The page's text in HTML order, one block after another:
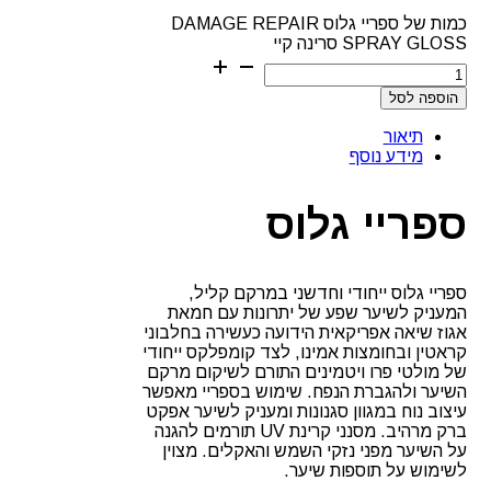
כמות של ספריי גלוס DAMAGE REPAIR
SPRAY GLOSS סרינה קיי
הוספה לסל
תיאור
מידע נוסף
ספריי גלוס
ספריי גלוס ייחודי וחדשני במרקם קליל,
המעניק לשיער שפע של יתרונות עם חמאת
אגוז שיאה אפריקאית הידועה כעשירה בחלבוני
קראטין ובחומצות אמינו, לצד קומפלקס ייחודי
של מולטי פרו ויטמינים התורם לשיקום מרקם
השיער ולהגברת הנפח. שימוש בספריי מאפשר
עיצוב נוח במגוון סגנונות ומעניק לשיער אפקט
ברק מרהיב. מסנני קרינת UV תורמים להגנה
על השיער מפני נזקי השמש והאקלים. מצוין
לשימוש על תוספות שיער.